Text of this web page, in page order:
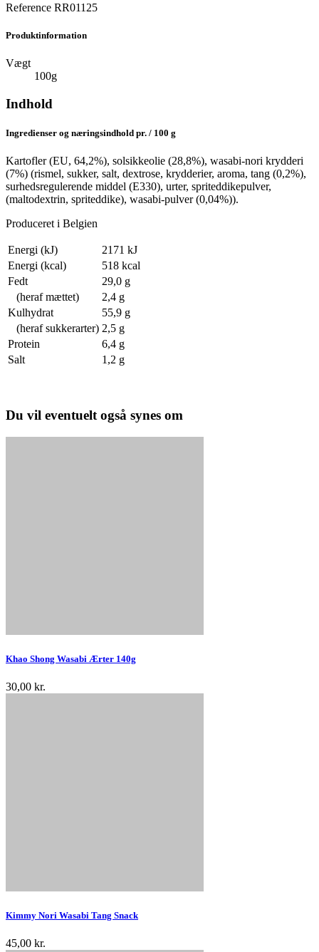
Reference RR01125
Produktinformation
Vægt
100g
Indhold
Ingredienser og næringsindhold pr. / 100 g
Kartofler (EU, 64,2%), solsikkeolie (28,8%), wasabi-nori krydderi
(7%) (rismel, sukker, salt, dextrose, krydderier, aroma, tang (0,2%),
surhedsregulerende middel (E330), urter, spriteddikepulver,
(maltodextrin, spriteddike), wasabi-pulver (0,04%)).
Produceret i Belgien
Energi (kJ)
2171 kJ
Energi (kcal)
518 kcal
Fedt
29,0 g
(heraf mættet)
2,4 g
Kulhydrat
55,9 g
(heraf sukkerarter) 2,5 g
Protein
6,4 g
Salt
1,2 g
Du vil eventuelt også synes om
Khao Shong Wasabi Ærter 140g
30,00 kr.
Kimmy Nori Wasabi Tang Snack
45,00 kr.